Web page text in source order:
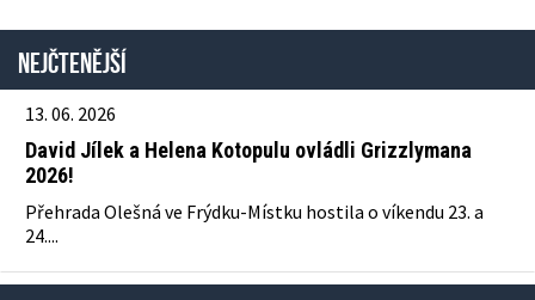
Nejčtenější
13. 06. 2026
David Jílek a Helena Kotopulu ovládli Grizzlymana
2026!
Přehrada Olešná ve Frýdku-Místku hostila o víkendu 23. a
24....